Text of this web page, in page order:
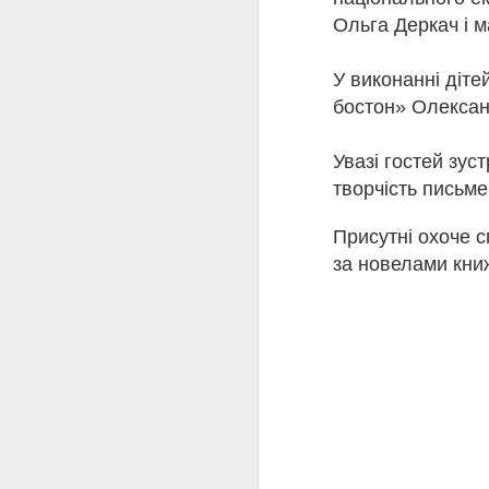
Ольга Деркач і
У виконанні
бостон»
Увазі гостей
творчість
Присутні охоче
за новелами
залишити місто. 9
камери київського
За життя Олена
окупантами. Лише
яка відкрила читачам
завдяки таким
жертовність стали
українського слова та